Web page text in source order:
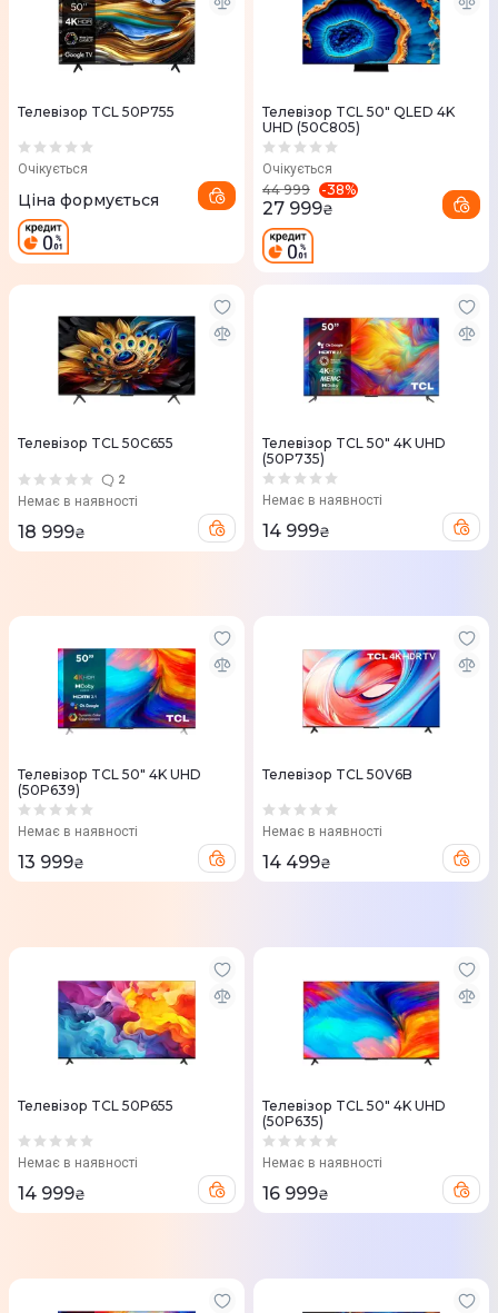
Телевізор TCL 50P755
Очікується
Ціна формується
Телевізор TCL 50" QLED 4K
UHD (50С805)
Очікується
44 999 -38%
27 999₴
Телевізор TCL 50C655
2
Немає в наявності
18 999₴
Телевізор TCL 50" 4K UHD
(50P735)
Немає в наявності
14 999₴
Телевізор TCL 50" 4K UHD
(50P639)
Немає в наявності
13 999₴
Телевізор TCL 50V6B
Немає в наявності
14 499₴
Телевізор TCL 50P655
Немає в наявності
14 999₴
Телевізор TCL 50" 4K UHD
(50P635)
Немає в наявності
16 999₴